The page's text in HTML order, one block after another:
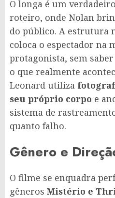
O longa é um
roteiro, onde Nolan
do público. A estrutura
coloca o espectador na
protagonista, sem
o que realmente
Leonard utiliza
seu próprio corpo e
sistema de
quanto falho.
Gênero e
O filme se enquadra
gêneros Mistério e